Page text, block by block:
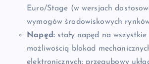
Euro/Stage (w wersjach
wymogów środowiskowych
Napęd:stały napęd na wszystkie
możliwością blokad
elektronicznych; przegubowy